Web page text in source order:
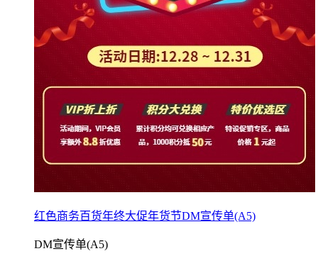
红色商务百货年终大促年货节DM宣传单(A5)
DM宣传单(A5)